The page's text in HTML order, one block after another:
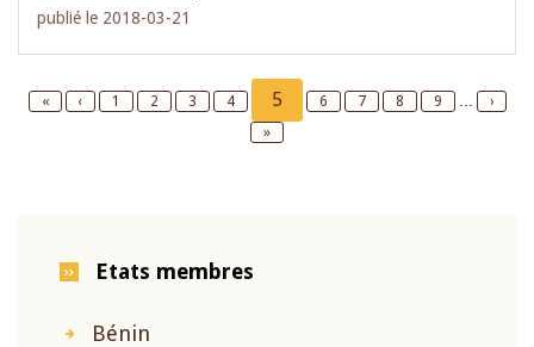
publié le 2018-03-21
First
«
Previous
‹ Page
1 Page
2 Page
3 Page
4
Current
page
5 Page
6 Page
7 Page
8 Page
9 …
Next
›
Last
»
Etats membres
Bénin